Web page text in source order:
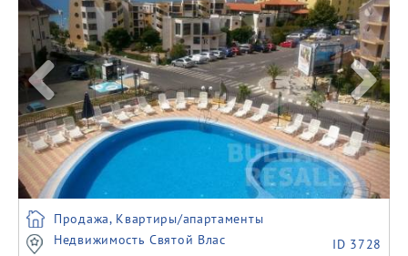
Продажа, Квартиры/апартаменты
Недвижимость Святой Влас
ID 3728